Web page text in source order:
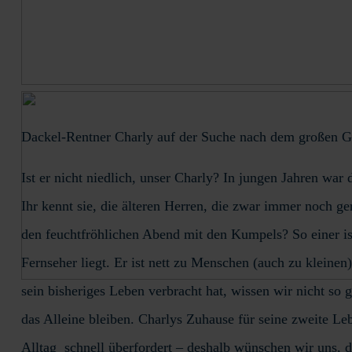
Dackel-Rentner Charly auf der Suche nach dem großen
Ist er nicht niedlich, unser Charly? In jungen Jahren war
Ihr kennt sie, die älteren Herren, die zwar immer noch
den feuchtfröhlichen Abend mit den Kumpels? So einer
Fernseher liegt. Er ist nett zu Menschen (auch zu
sein bisheriges Leben verbracht hat, wissen wir nicht
das Alleine bleiben. Charlys Zuhause für seine zweite
Alltag schnell überfordert – deshalb wünschen wir uns,